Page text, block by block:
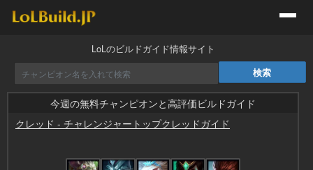
LoLのビルドガイド情報サイト
今週の無料チャンピオンと高評価ビルドガイド
クレッド - チャレンジャートップクレッドガイド
by ついんたーぼ